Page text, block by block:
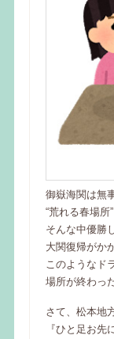
御嶽海関は無
“荒れる春場
そんな中優勝
大関復帰がか
このようなド
場所が終わっ
さて、松本地
『ひと足お先